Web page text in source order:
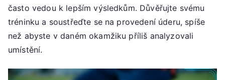
často vedou k lepším výsledkům. Důvěřujte svému
tréninku a soustřeďte se na provedení úderu, spíše
než abyste v daném okamžiku příliš analyzovali
umístění.